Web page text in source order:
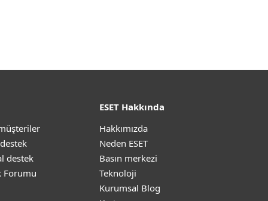
destek
Forumu
ESET Hakkında
Hakkımızda
Neden ESET
Basın merkezi
Teknoloji
Kurumsal Blog